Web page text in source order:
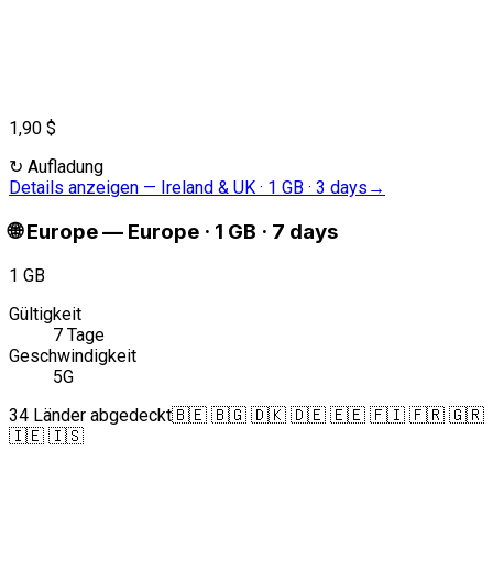
1,90 $
↻ Aufladung
Details anzeigen — Ireland & UK · 1 GB · 3 days →
🌐 Europe— Europe · 1 GB · 7 days
1 GB
Gültigkeit
7 Tage
Geschwindigkeit
5G
34 Länder abgedeckt🇧🇪 🇧🇬 🇩🇰 🇩🇪 🇪🇪 🇫🇮 🇫🇷 🇬🇷
🇮🇪 🇮🇸